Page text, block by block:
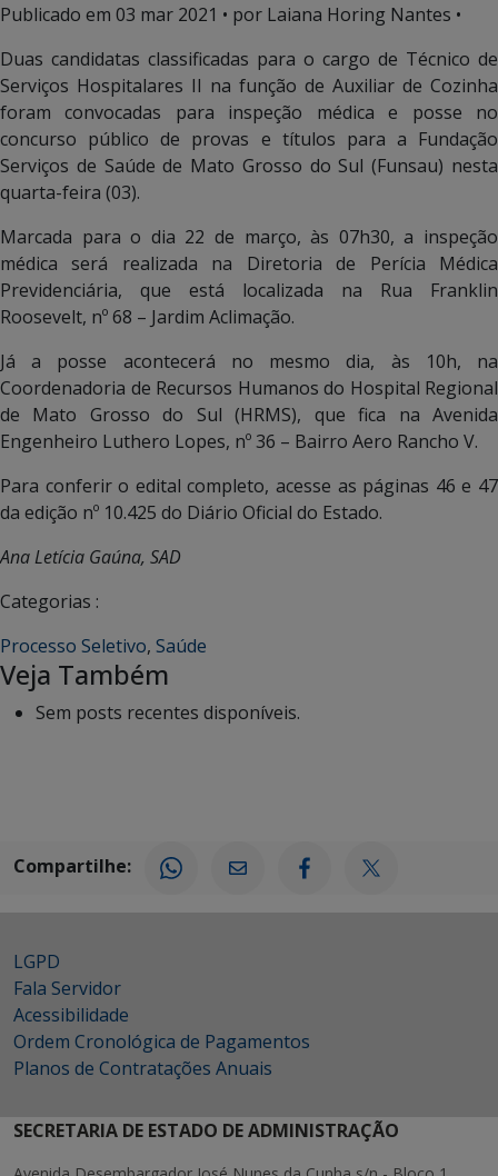
Publicado em 03 mar 2021 • por Laiana Horing Nantes •
Duas candidatas classificadas para o cargo de Técnico de
Serviços Hospitalares II na função de Auxiliar de Cozinha
foram convocadas para inspeção médica e posse no
concurso público de provas e títulos para a Fundação
Serviços de Saúde de Mato Grosso do Sul (Funsau) nesta
quarta-feira (03).
Marcada para o dia 22 de março, às 07h30, a inspeção
médica será realizada na Diretoria de Perícia Médica
Previdenciária, que está localizada na Rua Franklin
Roosevelt, nº 68 – Jardim Aclimação.
Já a posse acontecerá no mesmo dia, às 10h, na
Coordenadoria de Recursos Humanos do Hospital Regional
de Mato Grosso do Sul (HRMS), que fica na Avenida
Engenheiro Luthero Lopes, nº 36 – Bairro Aero Rancho V.
Para conferir o edital completo, acesse as páginas 46 e 47
da edição nº 10.425 do Diário Oficial do Estado.
Ana Letícia Gaúna, SAD
Categorias :
Processo Seletivo, Saúde
Veja Também
Sem posts recentes disponíveis.
Compartilhe:
LGPD
Fala Servidor
Acessibilidade
Ordem Cronológica de Pagamentos
Planos de Contratações Anuais
SECRETARIA DE ESTADO DE ADMINISTRAÇÃO